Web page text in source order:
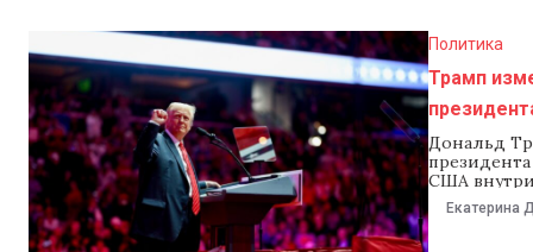
Политика
Трамп
Дональд
США
Екатерина